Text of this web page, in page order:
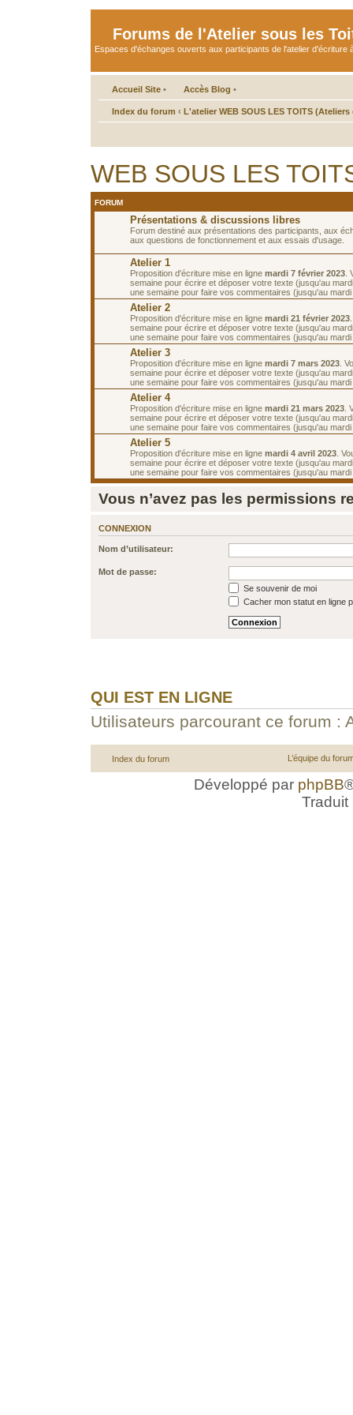
Forums de l'Atelier sous les
Espaces d'échanges ouverts aux participants de l'atelier d'écriture
Accueil Site • Accès Blog •
Index du forum ‹ L'atelier WEB SOUS LES TOITS
WEB SOUS LES
FORUM
Présentations & discussions libres
Forum destiné aux présentations des participants, aux
aux questions de fonctionnement et aux essais d'usage.
Atelier 1
Proposition d'écriture mise en ligne mardi 7 février 2023
semaine pour écrire et déposer votre texte (jusqu'au
une semaine pour faire vos commentaires (jusqu'au
Atelier 2
Proposition d'écriture mise en ligne mardi 21 février 2023
semaine pour écrire et déposer votre texte (jusqu'au
une semaine pour faire vos commentaires (jusqu'au
Atelier 3
Proposition d'écriture mise en ligne mardi 7 mars 2023 .
semaine pour écrire et déposer votre texte (jusqu'au
une semaine pour faire vos commentaires (jusqu'au
Atelier 4
Proposition d'écriture mise en ligne mardi 21 mars 2023 .
semaine pour écrire et déposer votre texte (jusqu'au
une semaine pour faire vos commentaires (jusqu'au
Atelier 5
Proposition d'écriture mise en ligne mardi 4 avril 2023 .
semaine pour écrire et déposer votre texte (jusqu'au
une semaine pour faire vos commentaires (jusqu'au
Vous n’avez pas les permissions
CONNEXION
Nom d’utilisateur:
Mot de passe:
Se souvenir de moi
Cacher mon statut en ligne
QUI EST EN LIGNE
Utilisateurs parcourant ce forum :
Index du forum L’équipe du
Développé par phpBB